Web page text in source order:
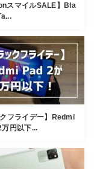
スマイルSALE】Bla
クフライデー】Redmi
円以下...